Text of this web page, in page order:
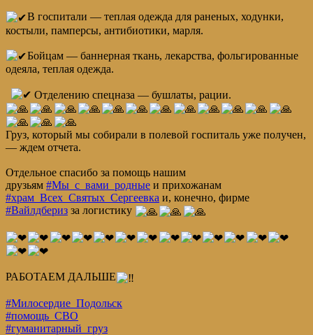
В госпитали — теплая одежда для раненых, ходунки,
костыли, памперсы, антибиотики, марля.
Бойцам — баннерная ткань, лекарства, фольгированные
одеяла, теплая одежда.
Отделению спецназа — бушлаты, рации.
Груз, который мы собирали в полевой госпиталь уже получен,
— ждем отчета.
Отдельное спасибо за помощь нашим
друзьям #Мы_с_вами_родные и прихожанам
#храм_Всех_Святых_Сергеевка и, конечно, фирме
#Вайлдбериз за логистику
РАБОТАЕМ ДАЛЬШЕ
#Милосердие_Подольск
#помощь_СВО
#гуманитарный_груз